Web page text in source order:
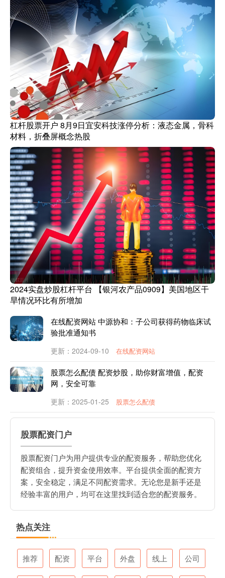
杠杆股票开户 8月9日宜安科技涨停分析：液态金属，骨科
材料，折叠屏概念热股
2024实盘炒股杠杆平台 【银河农产品0909】美国地区干
旱情况环比有所增加
在线配资网站 中源协和：子公司获得药物临床试
验批准通知书
更新：2024-09-10 在线配资网站
股票怎么配债 配资炒股，助你财富增值，配资
网，安全可靠
更新：2025-01-25 股票怎么配债
股票配资门户
股票配资门户为用户提供专业的配资服务，帮助您优化
配资组合，提升资金使用效率。平台提供全面的配资方
案，安全稳定，满足不同配资需求。无论您是新手还是
经验丰富的用户，均可在这里找到适合您的配资服务。
热点关注
推荐 配资 平台 外盘 线上 公司